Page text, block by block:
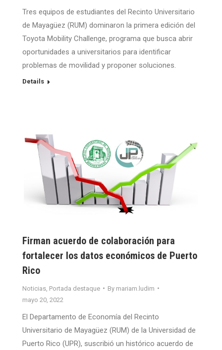
Tres equipos de estudiantes del Recinto Universitario
de Mayagüez (RUM) dominaron la primera edición del
Toyota Mobility Challenge, programa que busca abrir
oportunidades a universitarios para identificar
problemas de movilidad y proponer soluciones.
Details
Firman acuerdo de colaboración para
fortalecer los datos económicos de Puerto
Rico
Noticias Portada destaque By mariam.ludim
mayo 20, 2022
El Departamento de Economía del Recinto
Universitario de Mayagüez (RUM) de la Universidad de
Puerto Rico (UPR), suscribió un histórico acuerdo de